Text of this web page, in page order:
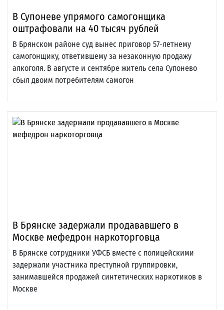
В Супоневе упрямого самогонщика
оштрафовали на 40 тысяч рублей
В Брянском районе суд вынес приговор 57-летнему
самогонщику, ответившему за незаконную продажу
алкоголя. В августе и сентябре житель села Супонево
сбыл двоим потребителям самогон
В Брянске задержали продававшего в
Москве мефедрон наркоторговца
В Брянске сотрудники УФСБ вместе с полицейскими
задержали участника преступной группировки,
занимавшейся продажей синтетических наркотиков в
Москве